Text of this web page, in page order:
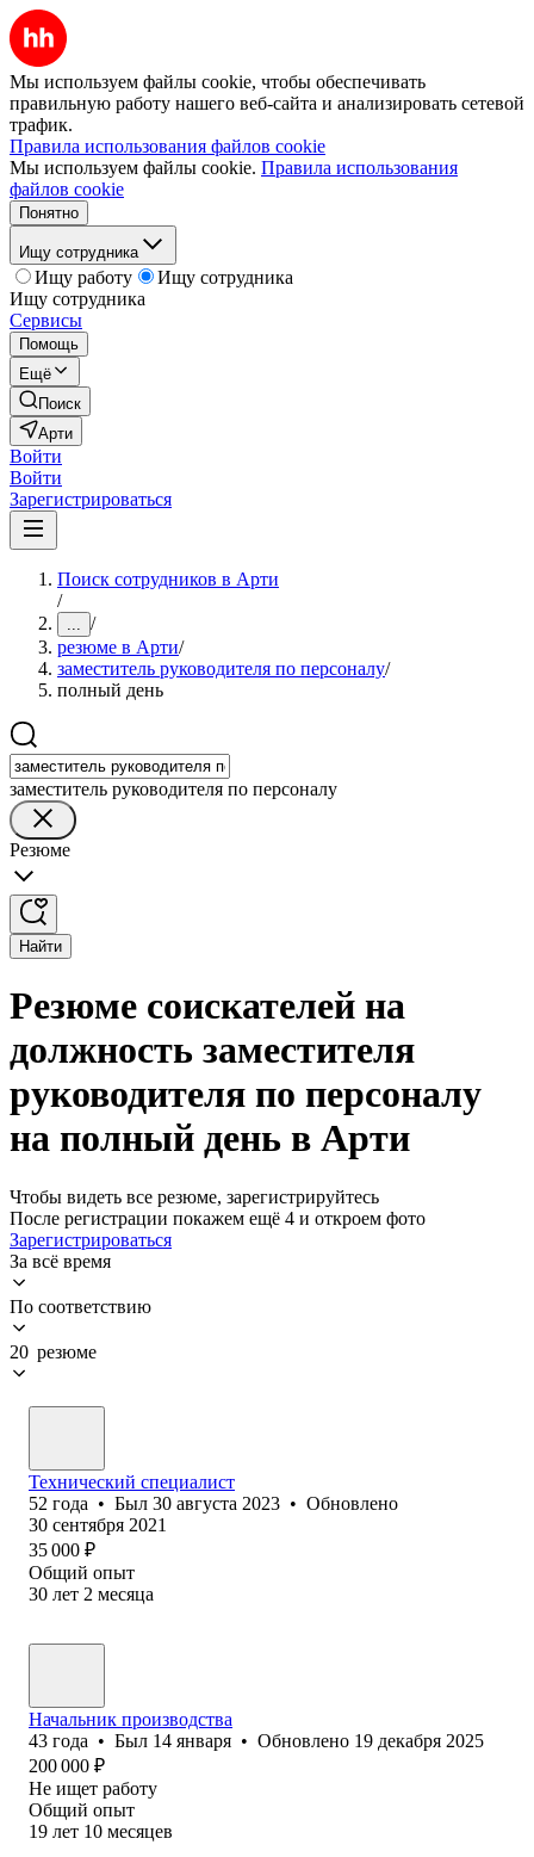
Мы используем файлы cookie, чтобы обеспечивать
правильную работу нашего веб-сайта и анализировать сетевой
трафик.
Правила использования файлов cookie
Мы используем файлы cookie. Правила использования
файлов cookie
Понятно
Ищу сотрудника
Ищу работу
Ищу сотрудника
Ищу сотрудника
Сервисы
Помощь
Ещё
Поиск
Арти
Войти
Войти
Зарегистрироваться
Поиск сотрудников в Арти
/
... /
резюме в Арти/
заместитель руководителя по персоналу/
полный день
заместитель руководителя по персоналу
Резюме
Найти
Резюме соискателей на
должность заместителя
руководителя по персоналу
на полный день в Арти
Чтобы видеть все резюме, зарегистрируйтесь
После регистрации покажем ещё 4 и откроем фото
Зарегистрироваться
За всё время
По соответствию
20 резюме
Технический специалист
52 года • Был 30 августа 2023 • Обновлено
30 сентября 2021
35 000 ₽
Общий опыт
30 лет 2 месяца
Начальник производства
43 года • Был 14 января • Обновлено 19 декабря 2025
200 000 ₽
Не ищет работу
Общий опыт
19 лет 10 месяцев